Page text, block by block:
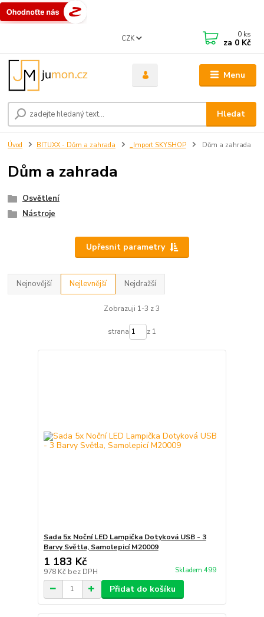
Menu
CZK
Hledat
0 ks
za 0 Kč
Úvod BITUXX - Dům a zahrada _Import SKYSHOP Dům a zahrada
Dům a zahrada
Osvětlení
Nástroje
Upřesnit parametry
Nejnovější Nejlevnější Nejdražší
Zobrazuji 1-3 z 3
strana z 1
Sada 5x Noční LED Lampička Dotyková USB - 3
Barvy Světla, Samolepicí M20009
1 183 Kč
978 Kč bez DPH Skladem 499
Přidat do košíku